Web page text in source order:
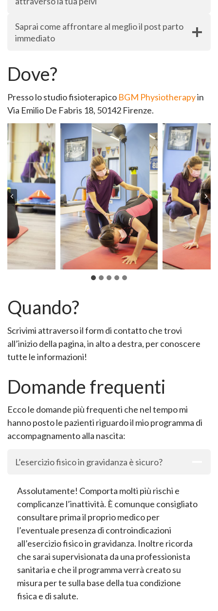
Saprai come affrontare al meglio il post parto
immediato
Dove?
Presso lo studio fisioterapico BGM Physiotherapyin
Via Emilio De Fabris 18, 50142 Firenze.
Quando?
Scrivimi attraverso il form di contatto che trovi
all’inizio della pagina, in alto a destra, per conoscere
tutte le informazioni!
Domande frequenti
Ecco le domande più frequenti che nel tempo mi
hanno posto le pazienti riguardo il mio programma di
accompagnamento alla nascita:
L’esercizio fisico in gravidanza è sicuro?
Assolutamente! Comporta molti più rischi e
complicanze l’inattività. È comunque consigliato
consultare prima il proprio medico per
l’eventuale presenza di controindicazioni
all’esercizio fisico in gravidanza. Inoltre ricorda
che sarai supervisionata da una professionista
sanitaria e che il programma verrà creato su
misura per te sulla base della tua condizione
fisica e di salute.